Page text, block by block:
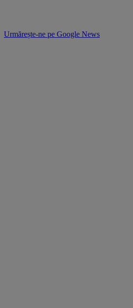
Urmărește-ne pe Google News